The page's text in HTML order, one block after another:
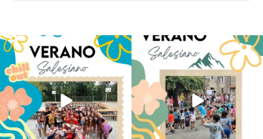
Los alumnos de 6º de Primaria, 1º y 2º
de la ESO...
145 2
La diversión y la alegría también se han
sentido...
95 0